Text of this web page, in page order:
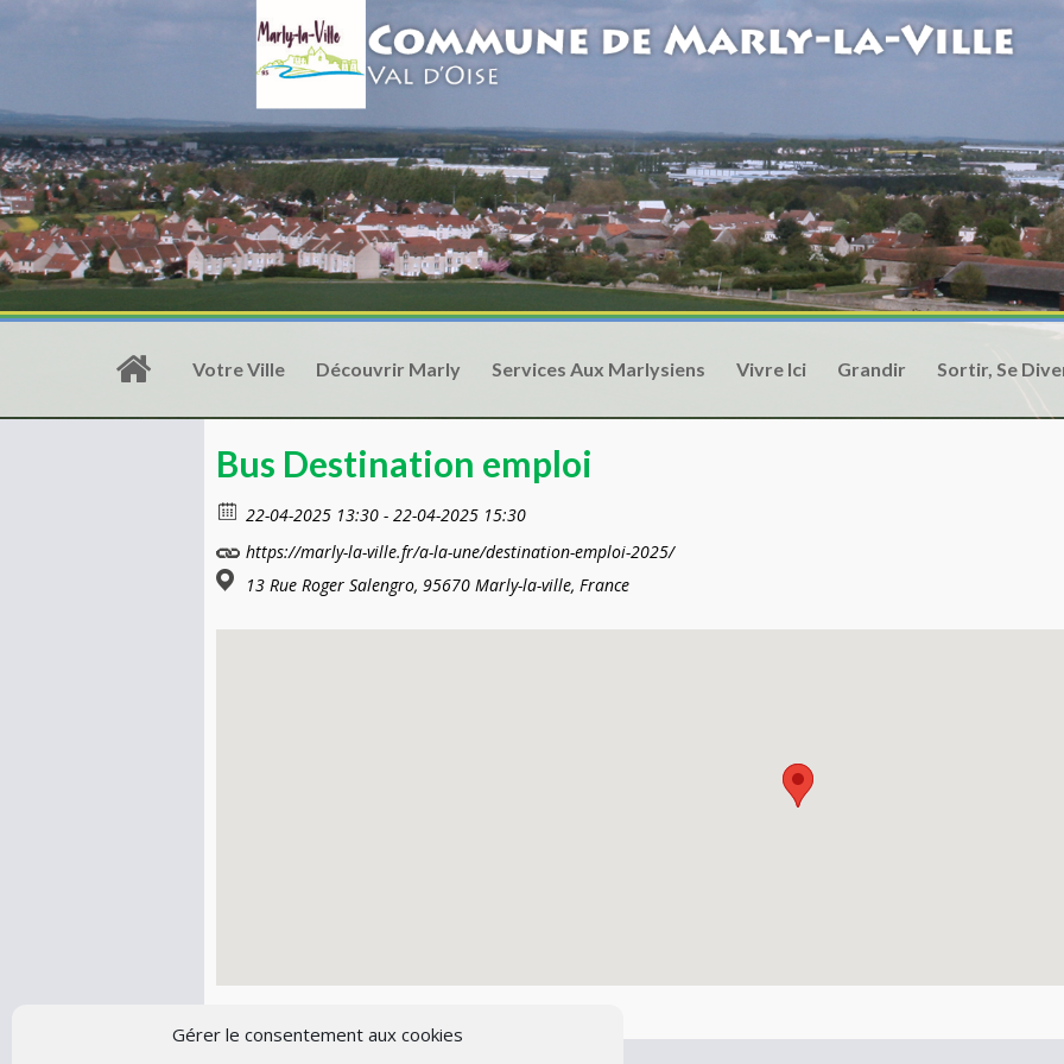
Gérer le consentement aux cookies
Votre Ville Découvrir Marly Services Aux Marlysiens Vivre Ici Grandir Sortir, Se
Bus Destination emploi
22-04-2025 13:30 - 22-04-2025 15:30
https://marly-la-ville.fr/a-la-une/destination-emploi-2025/
13 Rue Roger Salengro, 95670 Marly-la-ville, France